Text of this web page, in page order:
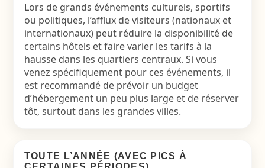
Lors de grands événements culturels, sportifs
ou politiques, l’afflux de visiteurs (nationaux et
internationaux) peut réduire la disponibilité de
certains hôtels et faire varier les tarifs à la
hausse dans les quartiers centraux. Si vous
venez spécifiquement pour ces événements, il
est recommandé de prévoir un budget
d’hébergement un peu plus large et de réserver
tôt, surtout dans les grandes villes.
TOUTE L’ANNÉE (AVEC PICS À